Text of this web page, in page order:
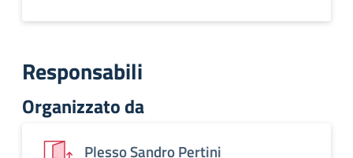
Responsabili
Organizzato da
Plesso Sandro Pertini